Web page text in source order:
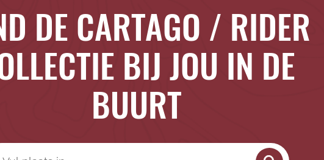
DE CARTAGO / RIDER
BIJ JOU IN DE
BUURT